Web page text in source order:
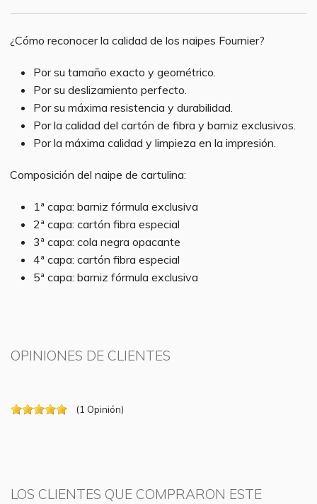
¿Cómo reconocer la calidad de los naipes Fournier?
Por su tamaño exacto y geométrico.
Por su deslizamiento perfecto.
Por su máxima resistencia y durabilidad.
Por la calidad del cartón de fibra y barniz exclusivos.
Por la máxima calidad y limpieza en la impresión.
Composición del naipe de cartulina:
1ª capa: barniz fórmula exclusiva
2ª capa: cartón fibra especial
3ª capa: cola negra opacante
4ª capa: cartón fibra especial
5ª capa: barniz fórmula exclusiva
OPINIONES DE CLIENTES
(1 Opinión)
LOS CLIENTES QUE COMPRARON ESTE